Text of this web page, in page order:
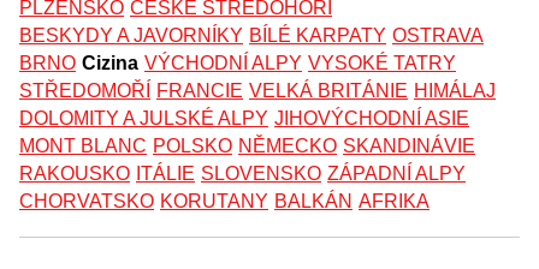
PLZEŇSKO ČESKÉ STŘEDOHOŘÍ
BESKYDY A JAVORNÍKY BÍLÉ KARPATY OSTRAVA
BRNO Cizina VÝCHODNÍ ALPY VYSOKÉ TATRY
STŘEDOMOŘÍ
FRANCIE VELKÁ BRITÁNIE HIMÁLAJ
DOLOMITY A JULSKÉ ALPY JIHOVÝCHODNÍ ASIE
MONT BLANC POLSKO NĚMECKO SKANDINÁVIE
RAKOUSKO ITÁLIE SLOVENSKO ZÁPADNÍ ALPY
CHORVATSKO KORUTANY BALKÁN AFRIKA